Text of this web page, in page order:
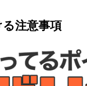
る注意事項